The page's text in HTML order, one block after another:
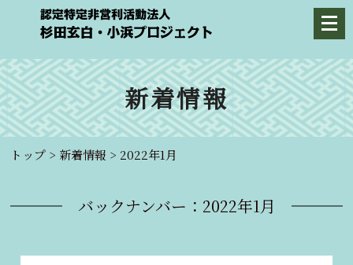
新着情報
トップ > 新着情報 > 2022年1 月
バックナンバー：2022年1月